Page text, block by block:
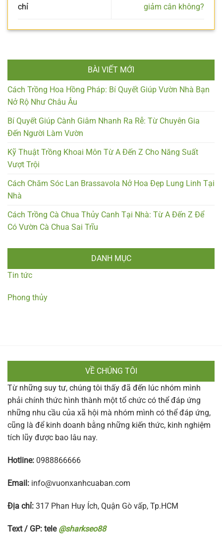
chỉ
giảm cân không?
BÀI VIẾT MỚI
Cách Trồng Hoa Hồng Pháp: Bí Quyết Giúp Vườn Nhà Bạn
Nở Rộ Như Châu Âu
Bí Quyết Giúp Cành Giâm Nhanh Ra Rễ: Từ Chuyên Gia
Đến Người Làm Vườn
Kỹ Thuật Trồng Khoai Môn Từ A Đến Z Cho Năng Suất
Vượt Trội
Cách Chăm Sóc Lan Brassavola Nở Hoa Đẹp Lung Linh Tại
Nhà
Cách Trồng Cà Chua Thủy Canh Tại Nhà: Từ A Đến Z Để
Có Vườn Cà Chua Sai Trĩu
DANH MỤC
Tin tức
Phong thủy
VỀ CHÚNG TÔI
Từ những suy tư, chúng tôi thấy đã đến lúc nhóm mình
phải chính thức hình thành một tổ chức có thể đáp ứng
những nhu cầu của xã hội mà nhóm mình có thể đáp ứng,
cũng là để kinh doanh bằng những kiến thức, kinh nghiệm
tích lũy được bao lâu nay.
Hotline: 0988866666
Email: info@vuonxanhcuaban.com
Địa chỉ: 317 Phan Huy Ích, Quận Gò vấp, Tp.HCM
Text / GP: tele @sharkseo88